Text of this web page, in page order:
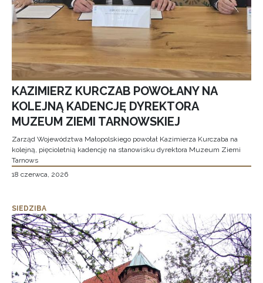
KAZIMIERZ KURCZAB POWOŁANY NA
KOLEJNĄ KADENCJĘ DYREKTORA
MUZEUM ZIEMI TARNOWSKIEJ
Zarząd Województwa Małopolskiego powołał Kazimierza Kurczaba na
kolejną, pięcioletnią kadencję na stanowisku dyrektora Muzeum Ziemi
Tarnows
18 czerwca, 2026
SIEDZIBA